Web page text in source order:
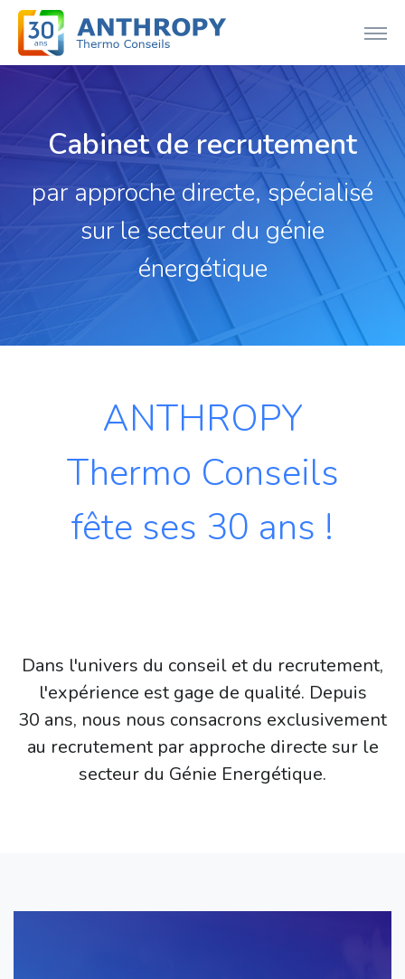
Cabinet de recrutement
par approche directe, spécialisé
sur le secteur du génie
énergétique
ANTHROPY
Thermo Conseils
fête ses 30 ans !
Dans l'univers du conseil et du recrutement,
l'expérience est gage de qualité. Depuis
30 ans, nous nous consacrons exclusivement
au recrutement par approche directe sur le
secteur du Génie Energétique.